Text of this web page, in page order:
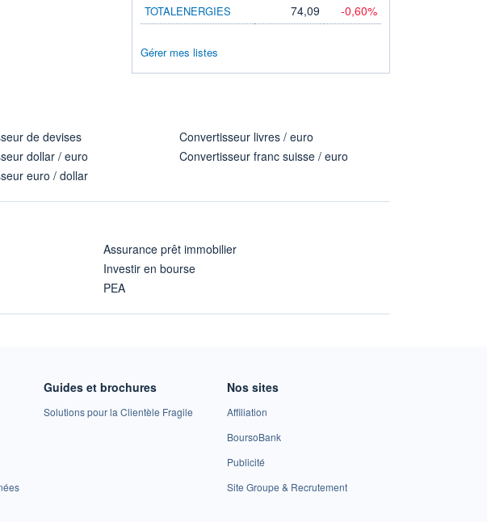
TOTALENERGIES 74,09 -0,60%
Gérer mes listes
de devises
dollar / euro
euro / dollar
Convertisseur livres / euro
Convertisseur franc suisse / euro
Assurance prêt immobilier
Investir en bourse
PEA
Guides et brochures
Solutions pour la Clientèle Fragile
Nos sites
Affiliation
BoursoBank
Publicité
Site Groupe & Recrutement